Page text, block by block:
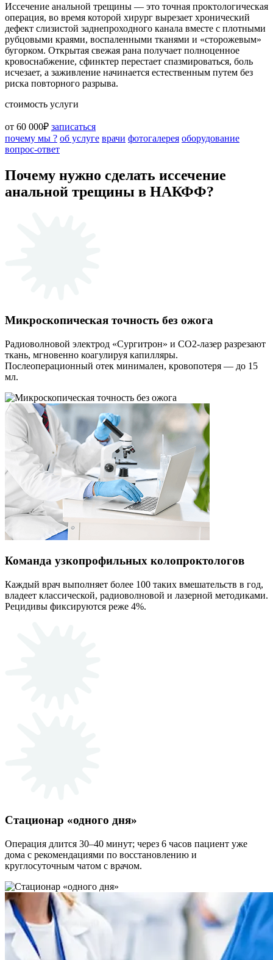
Иссечение анальной трещины — это точная проктологическая
операция, во время которой хирург вырезает хронический
дефект слизистой заднепроходного канала вместе с плотными
рубцовыми краями, воспаленными тканями и «сторожевым»
бугорком. Открытая свежая рана получает полноценное
кровоснабжение, сфинктер перестает спазмироваться, боль
исчезает, а заживление начинается естественным путем без
риска повторного разрыва.
стоимость услуги
от 60 000₽ записаться
почему мы ? об услуге врачи фотогалерея оборудование
вопрос-ответ
Почему нужно сделать иссечение
анальной трещины в НАКФФ?
Микроскопическая точность без ожога
Радиоволновой электрод «Сургитрон» и СО2-лазер разрезают
ткань, мгновенно коагулируя капилляры.
Послеоперационный отек минимален, кровопотеря — до 15
мл.
Команда узкопрофильных колопроктологов
Каждый врач выполняет более 100 таких вмешательств в год,
владеет классической, радиоволновой и лазерной методиками.
Рецидивы фиксируются реже 4%.
Стационар «одного дня»
Операция длится 30–40 минут; через 6 часов пациент уже
дома с рекомендациями по восстановлению и
круглосуточным чатом с врачом.